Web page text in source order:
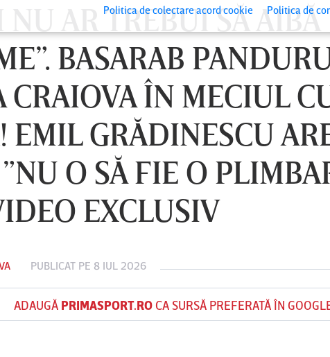
NU AR TREBUI SĂ AIBĂ
BASARAB
CRAIOVA ÎN MECIUL
EMIL GRĂDINESCU
O SĂ FIE O
EXCLUSIV
PUBLICAT PE 8 IUL 2026
ADAUGĂ PRIMASPORT.ROCA SURSĂ PREFERATĂ ÎN
LUNI 10 AUG, 21:30
Gheorghe
Vs
VINERI 07 AUG, 21:00
Politica de colectare acord cookie Politica de